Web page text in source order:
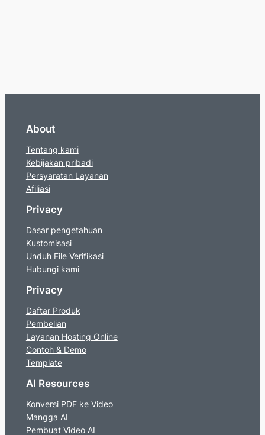
About
Tentang kami
Kebijakan pribadi
Persyaratan Layanan
Afiliasi
Privacy
Dasar pengetahuan
Kustomisasi
Unduh File Verifikasi
Hubungi kami
Privacy
Daftar Produk
Pembelian
Layanan Hosting Online
Contoh & Demo
Template
AI Resources
Konversi PDF ke Video
Mangga AI
Pembuat Video AI